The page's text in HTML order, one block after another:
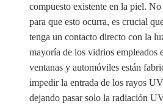
compuesto existente en la piel. No
para que esto ocurra, es crucial
tenga un contacto directo con la
mayoría de los vidrios empleados
ventanas y automóviles están
impedir la entrada de los rayos
dejando pasar solo la radiación